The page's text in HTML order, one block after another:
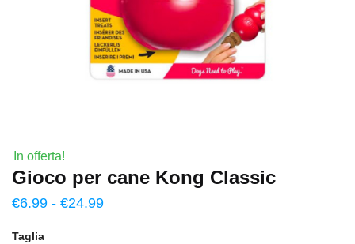
In offerta!
Gioco per cane Kong Classic
€6.99 - €24.99
Taglia